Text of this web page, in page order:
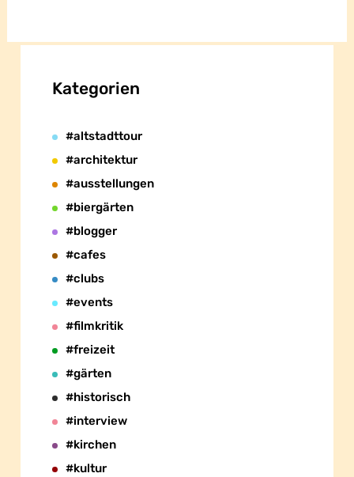
Kategorien
#altstadttour
#architektur
#ausstellungen
#biergärten
#blogger
#cafes
#clubs
#events
#filmkritik
#freizeit
#gärten
#historisch
#interview
#kirchen
#kultur